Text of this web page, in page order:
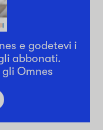
e godetevi i
abbonati.
Omnes